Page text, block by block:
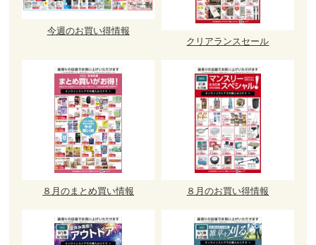
今週のお買い得情報
クリアランスセール
８月のまとめ買い情報 ８月のお買い得情報